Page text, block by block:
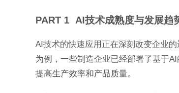
PART 1 AI技术成熟度与发展趋
AI技术的快速应用正在深刻改变企业
为例，一些制造企业已经部署了基于
提高生产效率和产品质量。